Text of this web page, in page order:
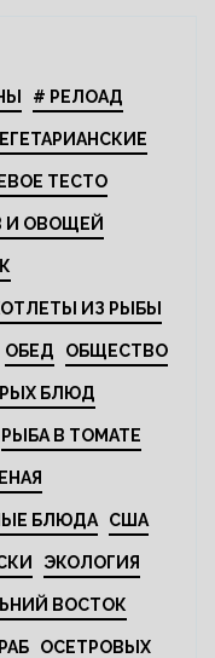
# РЕЛОАД
ТЕСТО
И ОВОЩЕЙ
ИЗ РЫБЫ
ОБЕД ОБЩЕСТВО
БЛЮД
РЫБА В ТОМАТЕ
БЛЮДА США
ЭКОЛОГИЯ
ВОСТОК
ОСЕТРОВЫХ